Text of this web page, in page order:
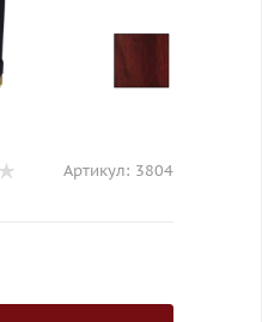
Артикул: 3804